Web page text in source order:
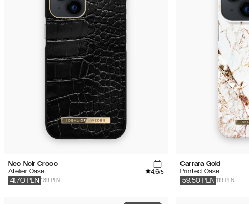
Neo Noir Croco
Atelier Case
4.6/5
139 PLN
41.70 PLN
Carrara Gold
Printed Case
119 PLN
59.50 PLN